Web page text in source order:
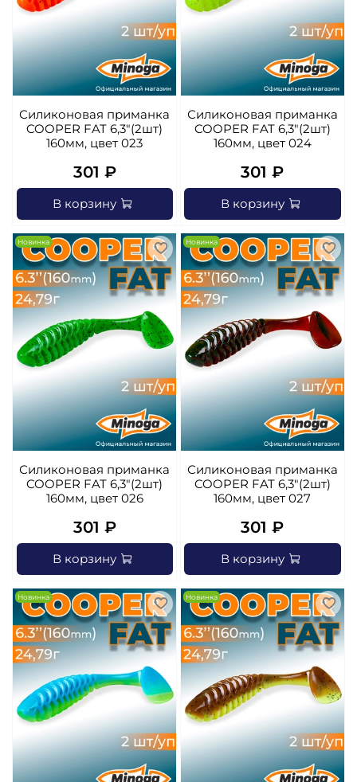
Силиконовая приманка
COOPER FAT 6,3"(2шт)
160мм, цвет 023
301 ₽
В корзину
Силиконовая приманка
COOPER FAT 6,3"(2шт)
160мм, цвет 024
301 ₽
В корзину
Новинка
Силиконовая приманка
COOPER FAT 6,3"(2шт)
160мм, цвет 026
301 ₽
В корзину
Новинка
Силиконовая приманка
COOPER FAT 6,3"(2шт)
160мм, цвет 027
301 ₽
В корзину
Новинка Новинка